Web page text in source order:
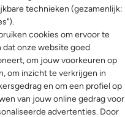
technieken (gezamenlijk:
cookies om ervoor te
dat onze website goed
om jouw voorkeuren op
om inzicht te verkrijgen in
en om een profiel op
van jouw online gedrag voor
advertenties. Door
-50%
Giga
Sandalen
Vanaf € 36,99